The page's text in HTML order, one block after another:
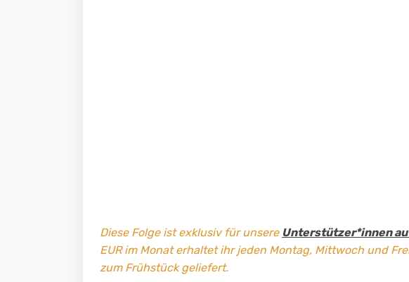
Diese Folge ist exklusiv für unsere Unterstützer*innen
EUR im Monat erhaltet ihr jeden Montag, Mittwoch und
zum Frühstück geliefert.